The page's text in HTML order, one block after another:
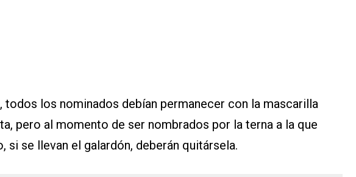
todos los nominados debían permanecer con la mascarilla
pero al momento de ser nombrados por la terna a la que
si se llevan el galardón, deberán quitársela.